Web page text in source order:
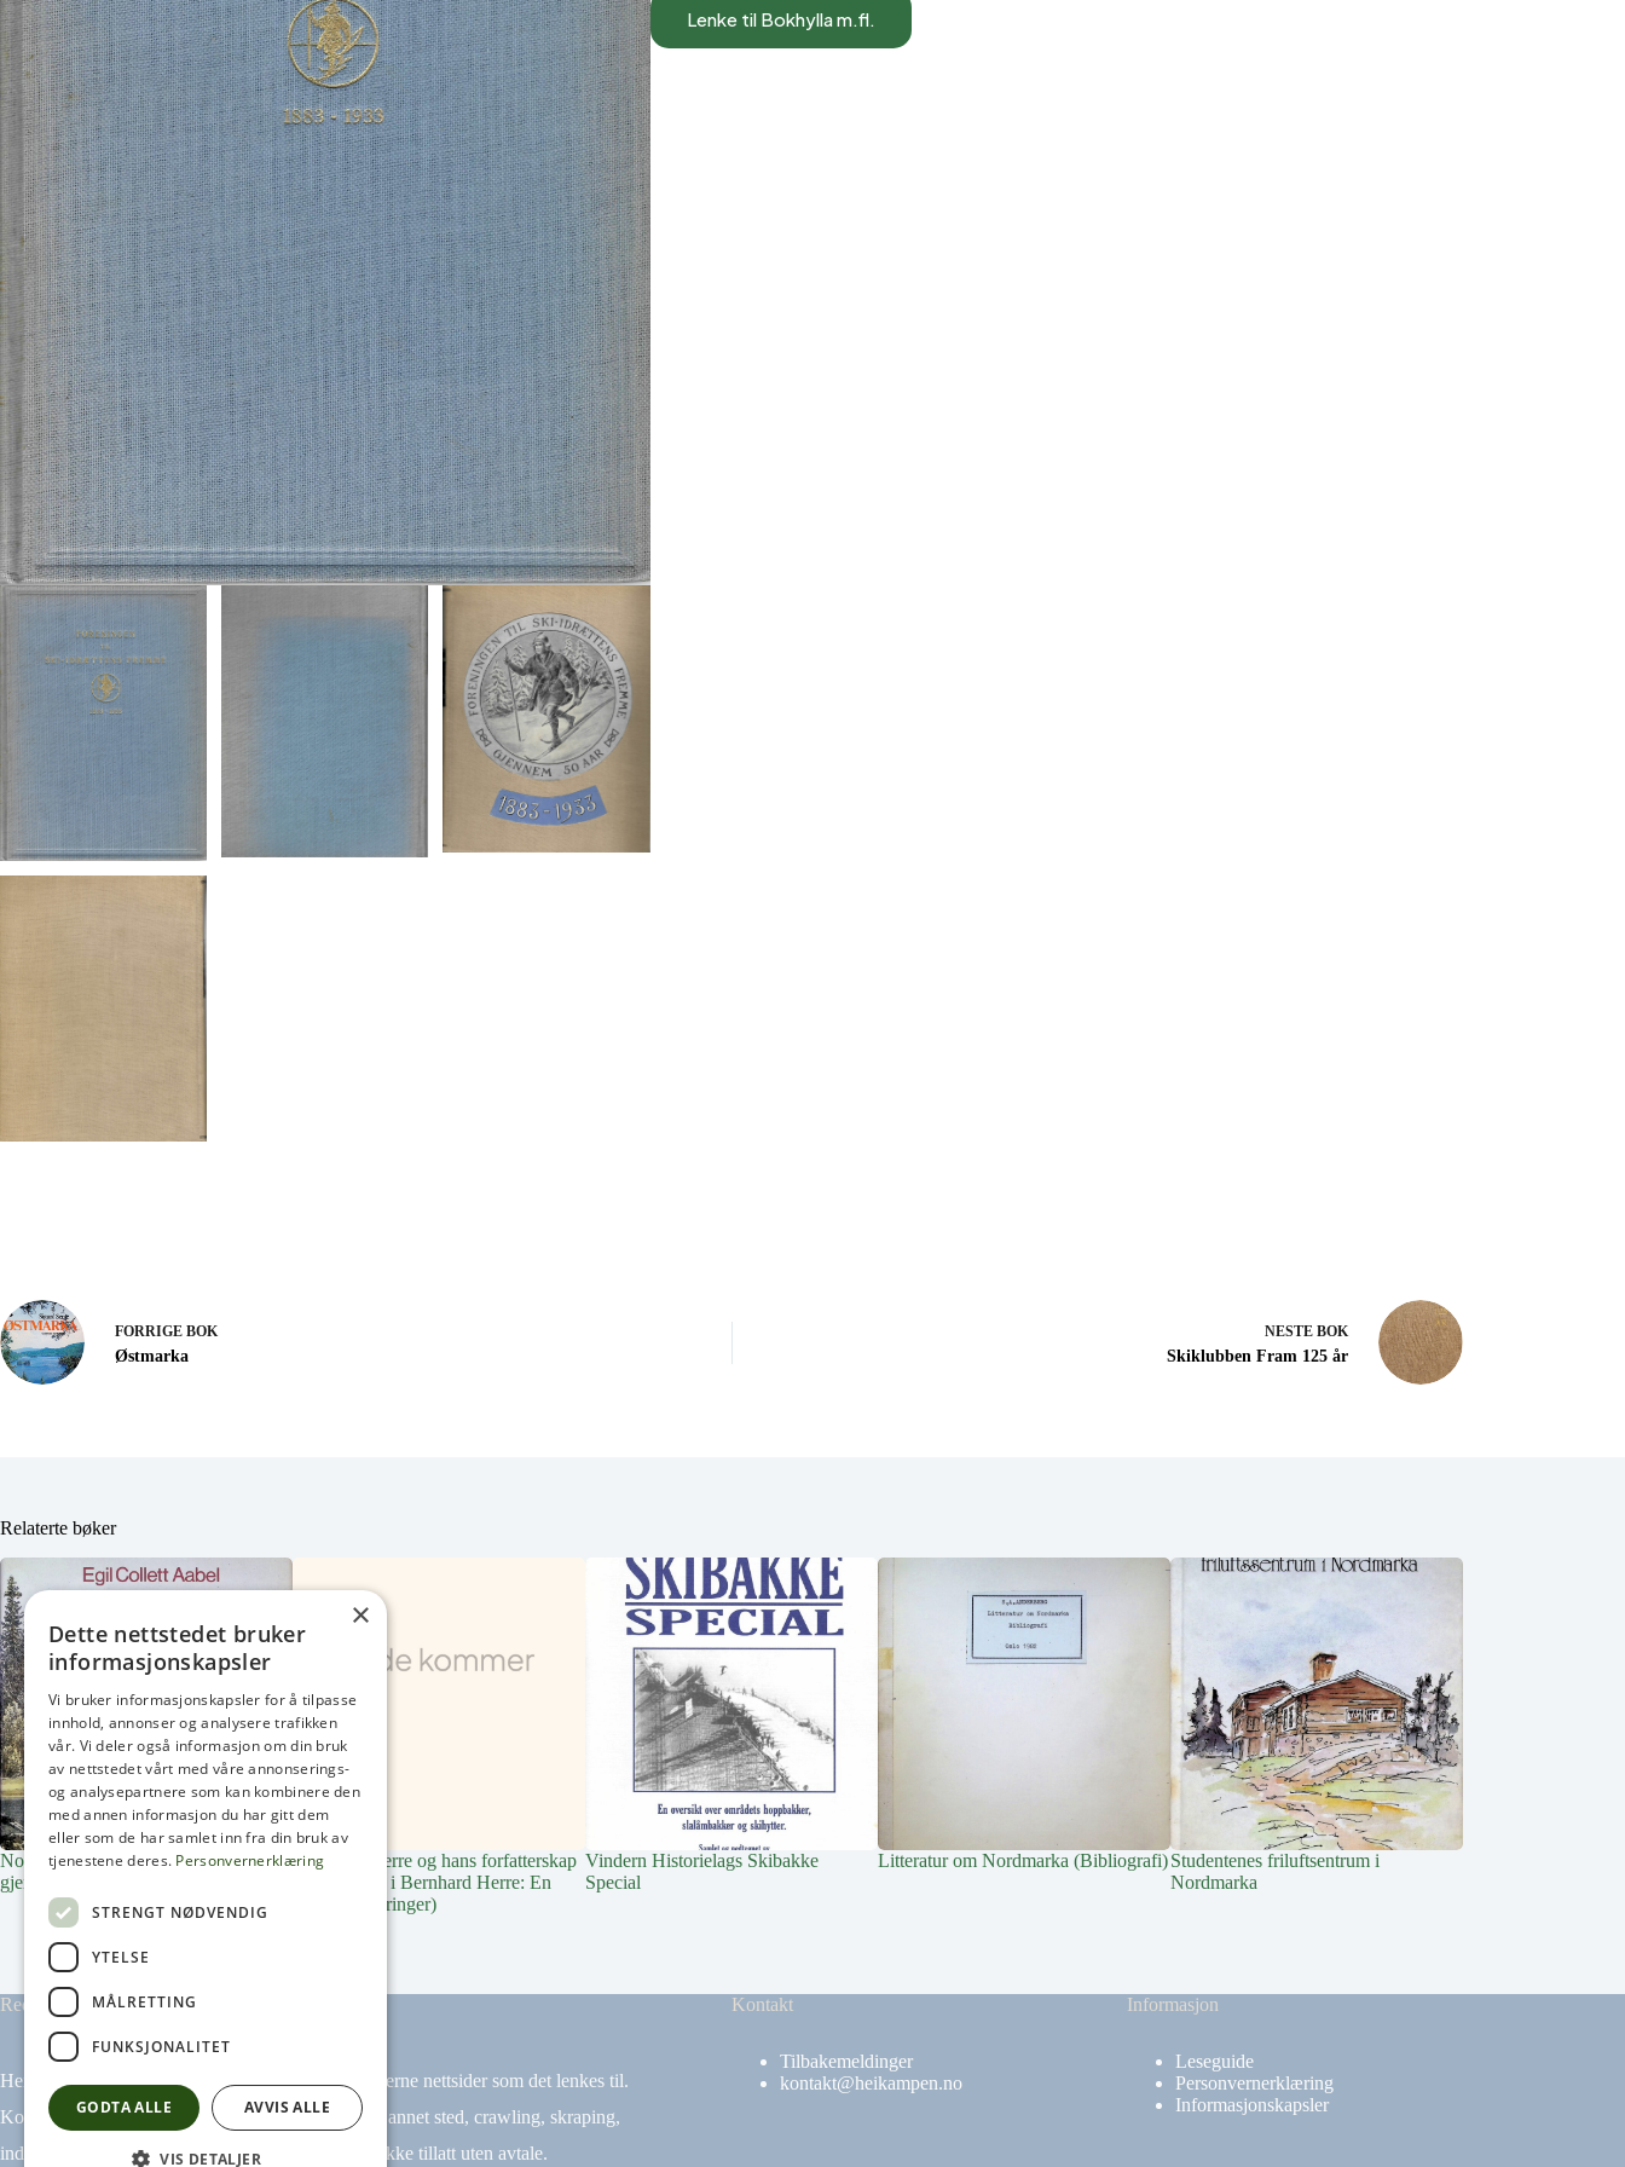
Lenke til Bokhylla m.fl.
FORRIGE BOK
Østmarka
NESTE BOK
Skiklubben Fram 125 år
Relaterte bøker
Nordmarksfolk. Plasser og slekter
gjennom 300 år
Bernhard Herre og hans forfatterskap
(supplement i Bernhard Herre: En
jægers erindringer)
Vindern Historielags Skibakke
Special
Litteratur om Nordmarka (Bibliografi)Studentenes friluftsentrum i
Nordmarka
Redaktør: Arne Henrik Frogh
Heikampen AS har ikke ansvar for innhold på eksterne nettsider som det lenkes til.
Kopiering av materiale fra Heikampen.no for bruk annet sted, crawling, skraping,
indeksering (for eksempel tekst og datamining) er ikke tillatt uten avtale.
Kontakt
Tilbakemeldinger
kontakt@heikampen.no
Informasjon
Leseguide
Personvernerklæring
Informasjonskapsler
×
Dette nettstedet bruker
informasjonskapsler
Vi bruker informasjonskapsler for å tilpasse
innhold, annonser og analysere trafikken
vår. Vi deler også informasjon om din bruk
av nettstedet vårt med våre annonserings-
og analysepartnere som kan kombinere den
med annen informasjon du har gitt dem
eller som de har samlet inn fra din bruk av
tjenestene deres. Personvernerklæring
STRENGT NØDVENDIG
YTELSE
MÅLRETTING
FUNKSJONALITET
GODTA ALLE AVVIS ALLE
VIS DETALJER